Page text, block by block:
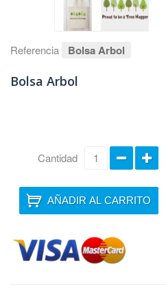
Referencia Bolsa Arbol
Bolsa Arbol
Cantidad
AÑADIR AL CARRITO